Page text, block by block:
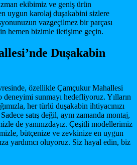
ekibimiz ve geniş ürün
uygun karolaj duşakabini sizlere
vazgeçilmez bir parçası
hemen bizimle iletişime geçin.
Duşakabin
özellikle Çamçukur Mahallesi
sunmayı hedefliyoruz. Yılların
her türlü duşakabin ihtiyacınızı
satış değil, aynı zamanda montaj,
de yanınızdayız. Çeşitli modellerimiz
bütçenize ve zevkinize en uygun
yardımcı oluyoruz. Siz hayal edin, biz